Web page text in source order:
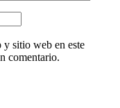
sitio web en este
comentario.